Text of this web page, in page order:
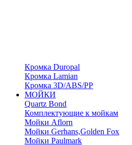
Кромка Duropal
Кромка Lamian
Кромка 3D/ABS/PP
МОЙКИ
Quartz Bond
Комплектующие к мойкам
Мойки Aflorn
Мойки Gerhans,Golden Fox
Мойки Paulmark